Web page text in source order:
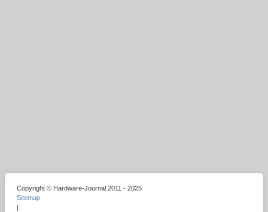
Copyright © Hardware-Journal 2011 - 2025
Sitemap
|